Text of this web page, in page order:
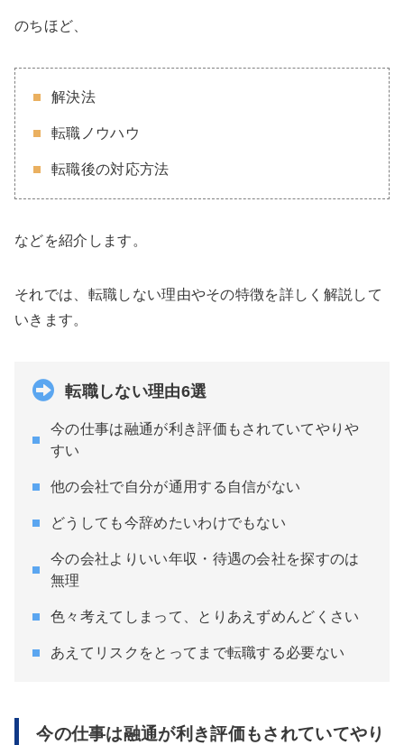
のちほど、
解決法
転職ノウハウ
転職後の対応方法
などを紹介します。
それでは、転職しない理由やその特徴を詳しく解説して
いきます。
転職しない理由6選
今の仕事は融通が利き評価もされていてやりや
すい
他の会社で自分が通用する自信がない
どうしても今辞めたいわけでもない
今の会社よりいい年収・待遇の会社を探すのは
無理
色々考えてしまって、とりあえずめんどくさい
あえてリスクをとってまで転職する必要ない
今の仕事は融通が利き評価もされていてやり